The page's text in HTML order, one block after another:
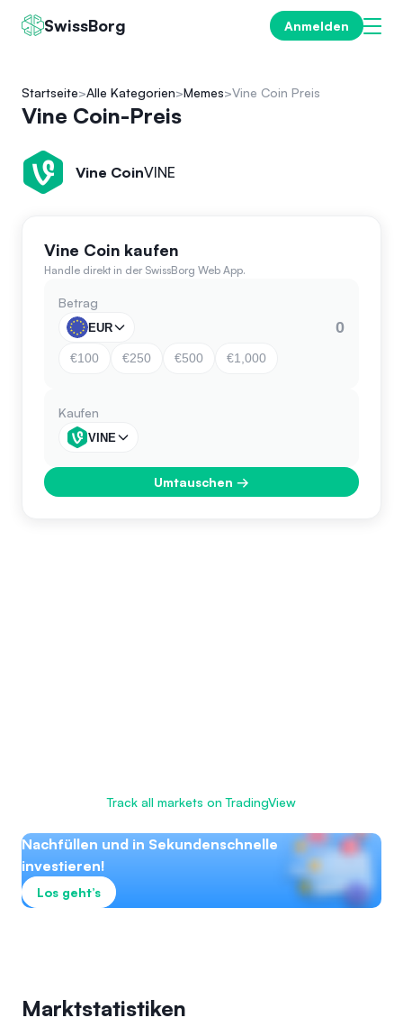
SwissBorg Anmelden
Startseite Alle Kategorien Memes Vine Coin Preis
Vine Coin-Preis
Vine CoinVINE
Vine Coin kaufen
Handle direkt in der SwissBorg Web App.
Betrag
EUR
€100 €250 €500 €1,000
Kaufen
VINE
Umtauschen →
Track all markets on TradingView
Nachfüllen und in Sekundenschnelle
investieren!
Los geht’s
Marktstatistiken